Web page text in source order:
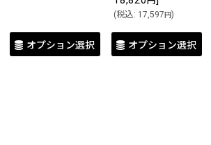
オプション選択
(税込: 17,597円)
オプション選択